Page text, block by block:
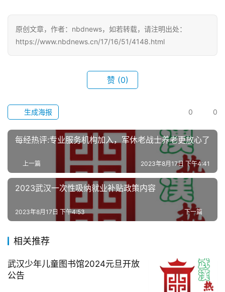
游
滚
动
科
技
察
关
我
们
原创文章，作者：nbdnews，如若转载，请注明出处：
https://www.nbdnews.cn/17/16/51/4148.html
赞 (0)
0 0
生成海报
每经热评:专业服务机构加入，军休老战士养老更放心了
上一篇 2023年8月17日 下午4:41
2023武汉一次性吸纳就业补贴政策内容
下一篇
2023年8月17日 下午4:53
相关推荐
武汉少年儿童图书馆2024元旦开放
公告